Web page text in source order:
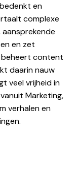
en
complexe
en zet
content
daarin nauw
veel vrijheid in
Marketing,
verhalen en